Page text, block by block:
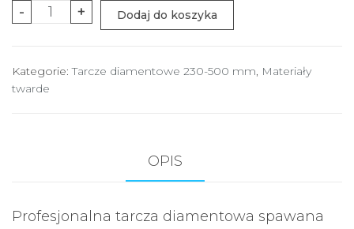
-
ilość
blade
+ Dodaj do koszyka
Kategorie:Tarcze diamentowe 230-500 mm, Materiały
twarde
OPIS
Profesjonalna tarcza diamentowa spawana